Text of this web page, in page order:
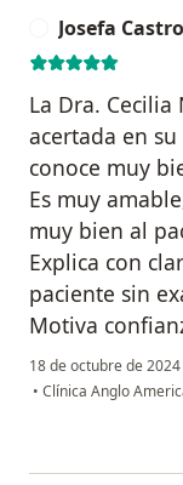
Josefa Castro
La Dra.
acertada en
conoce muy
Es muy
muy bien al
Explica con
paciente sin
Motiva
18 de octubre de 2024
• Clínica Anglo